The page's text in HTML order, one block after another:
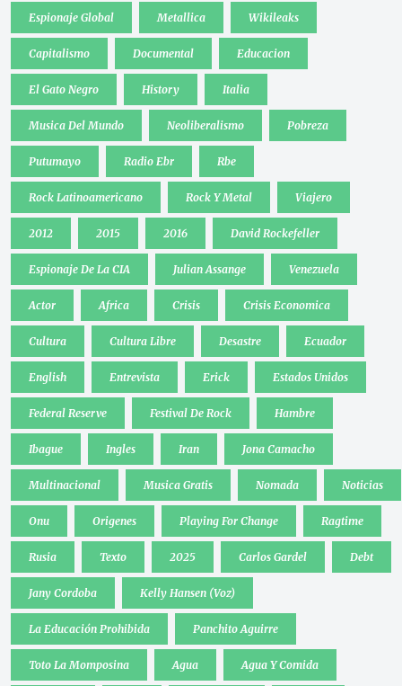
Espionaje Global Metallica Wikileaks
Capitalismo Documental Educacion
El Gato Negro History Italia
Musica Del Mundo Neoliberalismo Pobreza
Putumayo Radio Ebr Rbe
Rock Latinoamericano Rock Y Metal Viajero
2012 2015 2016 David Rockefeller
Espionaje De La CIA Julian Assange Venezuela
Actor Africa Crisis Crisis Economica
Cultura Cultura Libre Desastre Ecuador
English Entrevista Erick Estados Unidos
Federal Reserve Festival De Rock Hambre
Ibague Ingles Iran Jona Camacho
Multinacional Musica Gratis Nomada Noticias
Onu Origenes Playing For Change Ragtime
Rusia Texto 2025 Carlos Gardel Debt
Jany Cordoba Kelly Hansen (Voz)
La Educación Prohibida Panchito Aguirre
Toto La Momposina Agua Agua Y Comida